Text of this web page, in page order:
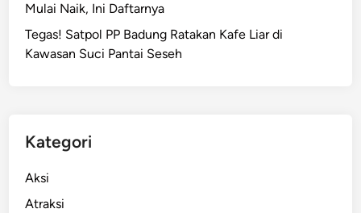
Mulai Naik, Ini Daftarnya
Tegas! Satpol PP Badung Ratakan Kafe Liar di
Kawasan Suci Pantai Seseh
Kategori
Aksi
Atraksi